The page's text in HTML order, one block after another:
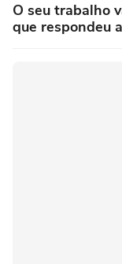
O seu trabalho
que respondeu